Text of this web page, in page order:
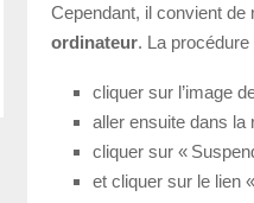
Cependant, il convient de
ordinateur. La
cliquer sur l’image
aller ensuite dans la
cliquer sur «
et cliquer sur le lien